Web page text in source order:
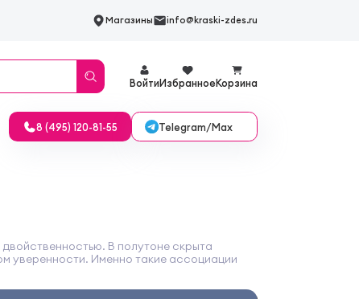
Магазины info@kraski-zdes.ru
ВойтиИзбранноеКорзина
8 (495) 120-81-55 Telegram/Max
В полутоне скрыта
уверенности. Именно такие ассоциации